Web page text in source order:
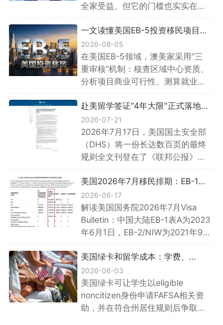
全家受益。但它的门槛也实实在在
券，真正决定成败的，是材料的深
度、证据的完整度以及与移民局审
案逻辑的匹配度。选择一家真正懂
EB-1A审案逻辑的机构尤为重要。
一文读懂美国EB-5投资移民项目，
深圳澳美家深度解析
2026-08-05
在美国EB-5领域，澳美家采用“三
重审核”机制：核查区域中心资质、
分析项目商业可行性、测算就业创
排期项目。
赴美留学签证"4年大限"正式落地：
这可能是十年来对国际学生最狠的
一刀
2026-07-21
2026年7月17日，美国国土安全部
（DHS）将一份长达数百页的最终
规则全文刊登在了《联邦公报》
正式生效。
美国2026年7月移民排期：EB-1、
NIW、EB-3和EB-5中国申请人解读
2026-06-17
解读美国国务院2026年7月Visa
Bulletin：中国大陆EB-1表A为2023
年6月1日，EB-2/NIW为2021年9
EB-5非预留为2016年12月1日。
美国绿卡和留学成本：学费、
FAFSA、州内学费和教育规划边界
2026-06-03
美国绿卡可让学生以eligible
noncitizen身份申请FAFSA相关资
助，并在符合州居住规则后争取州